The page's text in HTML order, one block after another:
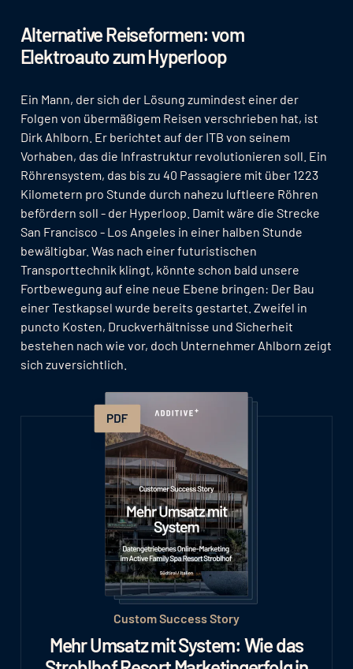
Alternative Reiseformen: vom
Elektroauto zum Hyperloop
Ein Mann, der sich der Lösung zumindest einer der
Folgen von übermäßigem Reisen verschrieben hat, ist
Dirk Ahlborn. Er berichtet auf der ITB von seinem
Vorhaben, das die Infrastruktur revolutionieren soll. Ein
Röhrensystem, das bis zu 40 Passagiere mit über 1223
Kilometern pro Stunde durch nahezu luftleere Röhren
befördern soll - der Hyperloop. Damit wäre die Strecke
San Francisco - Los Angeles in einer halben Stunde
bewältigbar. Was nach einer futuristischen
Transporttechnik klingt, könnte schon bald unsere
Fortbewegung auf eine neue Ebene bringen: Der Bau
einer Testkapsel wurde bereits gestartet. Zweifel in
puncto Kosten, Druckverhältnisse und Sicherheit
bestehen nach wie vor, doch Unternehmer Ahlborn zeigt
sich zuversichtlich.
Custom Success Story
Mehr Umsatz mit System: Wie das